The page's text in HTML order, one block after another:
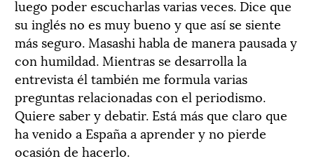
luego poder escucharlas varias veces. Dice que
su inglés no es muy bueno y que así se siente
más seguro. Masashi habla de manera pausada y
con humildad. Mientras se desarrolla la
entrevista él también me formula varias
preguntas relacionadas con el periodismo.
Quiere saber y debatir. Está más que claro que
ha venido a España a aprender y no pierde
ocasión de hacerlo.